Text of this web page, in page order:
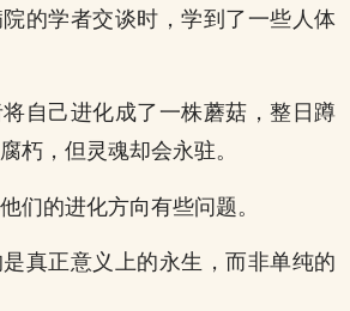
的学者交谈时，学到了一些人体
自己进化成了一株蘑菇，整日蹲
朽，但灵魂却会永驻。
们的进化方向有些问题。
真正意义上的永生，而非单纯的